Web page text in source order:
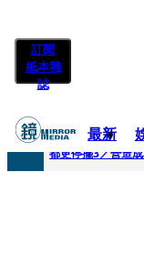
訂閱
紙本雜
誌
最新
快訊